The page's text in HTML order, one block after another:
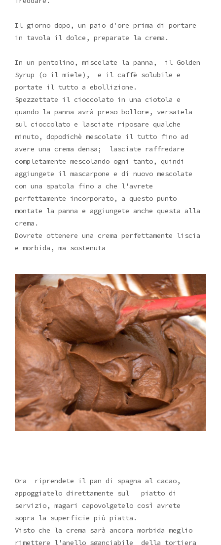
Il giorno dopo, un paio d'ore prima di portare
in tavola il dolce, preparate la crema.
In un pentolino, miscelate la panna, il Golden
Syrup (o il miele), e il caffè solubile e
portate il tutto a ebollizione.
Spezzettate il cioccolato in una ciotola e
quando la panna avrà preso bollore, versatela
sul cioccolato e lasciate riposare qualche
minuto, dopodichè mescolate il tutto fino ad
avere una crema densa; lasciate raffredare
completamente mescolando ogni tanto, quindi
aggiungete il mascarpone e di nuovo mescolate
con una spatola fino a che l'avrete
perfettamente incorporato, a questo punto
montate la panna e aggiungete anche questa alla
crema.
Dovrete ottenere una crema perfettamente liscia
e morbida, ma sostenuta
Ora riprendete il pan di spagna al cacao,
appoggiatelo direttamente sul piatto di
servizio, magari capovolgetelo così avrete
sopra la superficie più piatta.
Visto che la crema sarà ancora morbida meglio
rimettere l'anello sganciabile della tortiera